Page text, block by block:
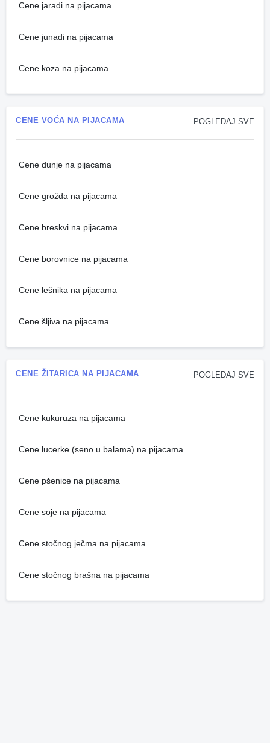
Cene jaradi na pijacama
Cene junadi na pijacama
Cene koza na pijacama
POGLEDAJ SVE
CENE VOĆA NA PIJACAMA
Cene dunje na pijacama
Cene grožđa na pijacama
Cene breskvi na pijacama
Cene borovnice na pijacama
Cene lešnika na pijacama
Cene šljiva na pijacama
POGLEDAJ SVE
CENE ŽITARICA NA PIJACAMA
Cene kukuruza na pijacama
Cene lucerke (seno u balama) na pijacama
Cene pšenice na pijacama
Cene soje na pijacama
Cene stočnog ječma na pijacama
Cene stočnog brašna na pijacama